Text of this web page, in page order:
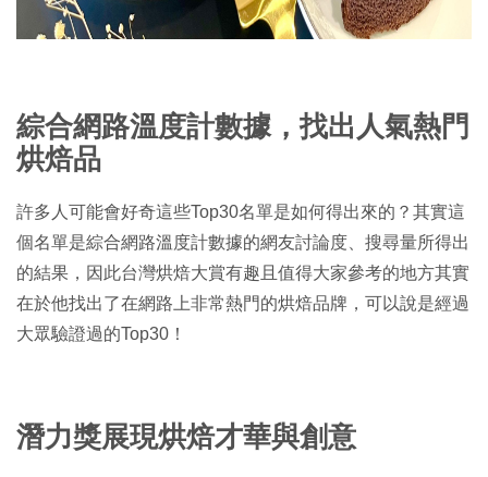
綜合網路溫度計數據，找出人氣熱門
烘焙品
許多人可能會好奇這些Top30名單是如何得出來的？其實這
個名單是綜合網路溫度計數據的網友討論度、搜尋量所得出
的結果，因此台灣烘焙大賞有趣且值得大家參考的地方其實
在於他找出了在網路上非常熱門的烘焙品牌，可以說是經過
大眾驗證過的Top30！
潛力獎展現烘焙才華與創意